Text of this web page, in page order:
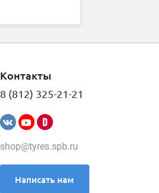
Контакты
8 (812) 325-21-21
shop@tyres.spb.ru
Написать нам